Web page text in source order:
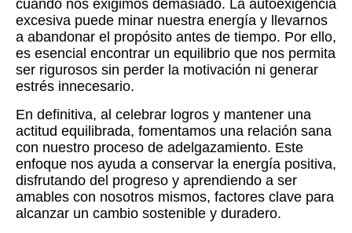
cuando nos exigimos demasiado. La autoexigencia
excesiva puede minar nuestra energía y llevarnos
a abandonar el propósito antes de tiempo. Por ello,
es esencial encontrar un equilibrio que nos permita
ser rigurosos sin perder la motivación ni generar
estrés innecesario.
En definitiva, al celebrar logros y mantener una
actitud equilibrada, fomentamos una relación sana
con nuestro proceso de adelgazamiento. Este
enfoque nos ayuda a conservar la energía positiva,
disfrutando del progreso y aprendiendo a ser
amables con nosotros mismos, factores clave para
alcanzar un cambio sostenible y duradero.